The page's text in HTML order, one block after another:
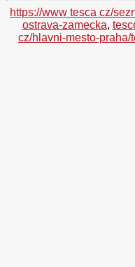
https://www tesca cz/
ostrava-zamecka,
cz/hlavni-mesto-